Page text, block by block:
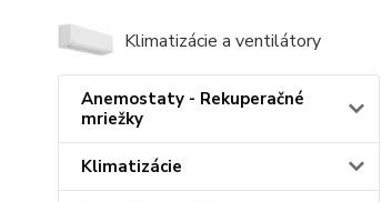
Klimatizácie a ventilátory
Anemostaty - Rekuperačné
mriežky
Klimatizácie